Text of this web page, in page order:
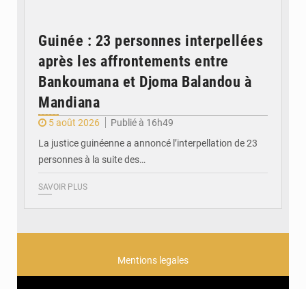
Guinée : 23 personnes interpellées
après les affrontements entre
Bankoumana et Djoma Balandou à
Mandiana
5 août 2026
Publié à 16h49
La justice guinéenne a annoncé l’interpellation de 23
personnes à la suite des…
SAVOIR PLUS
Mentions legales